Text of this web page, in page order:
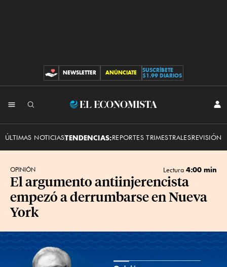
CONTRIBUCIONES
NEWSLETTER ANÚNCIATE
SUSCRÍBETE
$1.99 DIARIOS
El
ÚLTIMAS NOTICIASTENDENCIAS:REPORTES TRIMESTRALESREVISIÓN
OPINIÓN Lectura 4:00 min
El argumento antiinjerencista
empezó a derrumbarse en Nueva
York